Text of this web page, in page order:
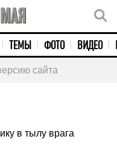
ТЕМЫ ФОТО ВИДЕО
сайта
в тылу врага